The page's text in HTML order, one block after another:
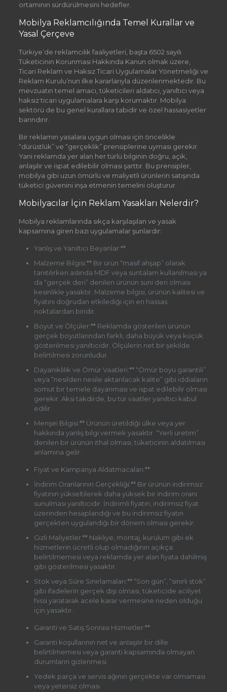
ortamının sürdürülmesini hedefler.
Mobilya Reklamcılığında Temel Kurallar ve
Yasal Çerçeve
Türkiye’de reklamcılık faaliyetleri, başta 6502 sayılı
Tüketicinin Korunması Hakkında Kanun olmak üzere,
Ticari Reklam ve Haksız Ticari Uygulamalar Yönetmeliği ve
Reklam Kurulu’nun ilke kararlarıyla düzenlenmektedir. Bu
mevzuatın temel amacı, tüketicileri aldatıcı, yanıltıcı veya
haksız ticari uygulamalara karşı korumaktır. Mobilya
sektörü de bu genel kurallara tabidir ve özel hassasiyetler
barındırır.
Bir reklamın yasalara uygun olması için öncelikle
“dürüstlük” ve “gerçeklik” prensiplerine uyması gerekir.
Yani reklamda yer alan her türlü bilginin doğru, açık,
anlaşılır ve ispat edilebilir olması şarttır. Bu prensipler,
mobilya gibi uzun ömürlü ve maliyetli ürünlerin satışında
tüketici güvenini inşa etmenin temelini oluşturur.
Mobilyacılar İçin Reklam Yasakları Nelerdir?
Mobilya reklamlarında sıkça karşılaşılan ve yasak
kapsamına giren bazı uygulamalar şunlardır:
Yanlış ve Yanıltıcı Beyanlar:**
Malzeme Bilgisi:** Bir ürün “masif ahşap” olarak
tanıtılırken aslında MDF veya suntalam kullanılması ya
da “gerçek deri” denilen ürünün suni deri olması
kesinlikle yasaktır. Malzeme bilgisi, ürünün kalitesi ve
fiyatını doğrudan etkilediği için en hassas
noktalardan biridir.
Boyut ve Ölçüler:** Reklamda gösterilen ürünün
gerçek boyutlarından farklı, daha büyük veya küçük
gösterilmesi yanıltıcıdır. Ölçülerin net bir şekilde
belirtilmesi zorunludur.
Dayanıklılık ve Ömür Vaatleri:** “Ömür boyu garantili”
veya “nesilden nesile aktarılacak kalite” gibi iddiaların
somut bir temele dayanması ve ispat edilebilir olması
gerekir. Aksi takdirde, bu tür vaatler yanıltıcı kabul
edilir.
Menşei Bilgisi:** Ürünün üretildiği ülke veya yer
hakkında yanlış bilgi vermek yasaktır. “Yerli üretim”
denilen bir ürünün ithal olması, tüketicinin aldatılması
anlamına gelir.
Fiyat ve Kampanya Aldatmacaları:**
İndirim Oranlarının Gerçekliği:** Bir ürünün indirimsiz
fiyatının yükseltilerek daha yüksek bir indirim oranı
sunulması yanıltıcıdır. İndirimli fiyatın, indirimsiz fiyat
üzerinden hesaplandığı ve bu indirimsiz fiyatın
gerçekten uygulandığı bir dönem olması gerekir.
Gizli Maliyetler:** Nakliye, montaj, kurulum gibi ek
hizmetlerin ücretli olup olmadığının açıkça
belirtilmemesi veya reklamda yer alan fiyata dahilmiş
gibi gösterilmesi yasaktır.
Stok veya Süre Sınırlamaları:** “Son gün”, “sınırlı stok”
gibi ifadelerin gerçek dışı olması, tüketicide aciliyet
hissi yaratarak acele karar vermesine neden olduğu
için yasaktır.
Garanti ve Satış Sonrası Hizmetler:**
Garanti koşullarının net ve anlaşılır bir dille
belirtilmemesi veya garanti kapsamında olmayan
durumların gizlenmesi.
Yedek parça ve servis ağının gerçekte var olmaması
veya yetersiz olması.